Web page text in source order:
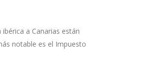
a Canarias están
notable es el Impuesto